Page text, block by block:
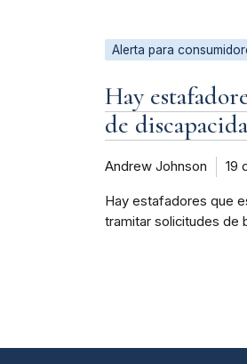
Alerta para
Hay
de
Andrew Johnson 19
Hay estafadores que
tramitar solicitudes de